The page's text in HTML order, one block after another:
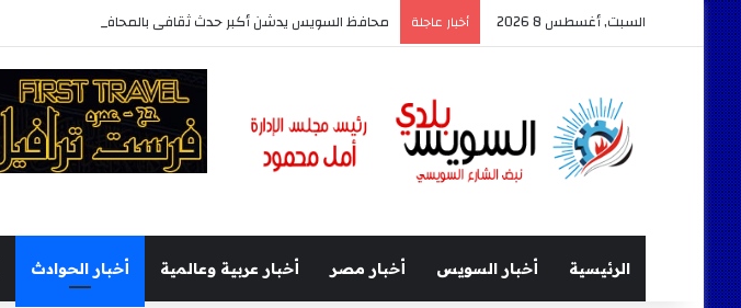
السبت, أغسطس 8 2026 أخبار عاجلة محافظ السويس يدشن أكبر حدث ثقافى بالمحافظة بمشاركة 37 دار نشر مصرية
الرئيسية أخبار السويس أخبار مصر أخبار عربية وعالمية أخبار الحوادث